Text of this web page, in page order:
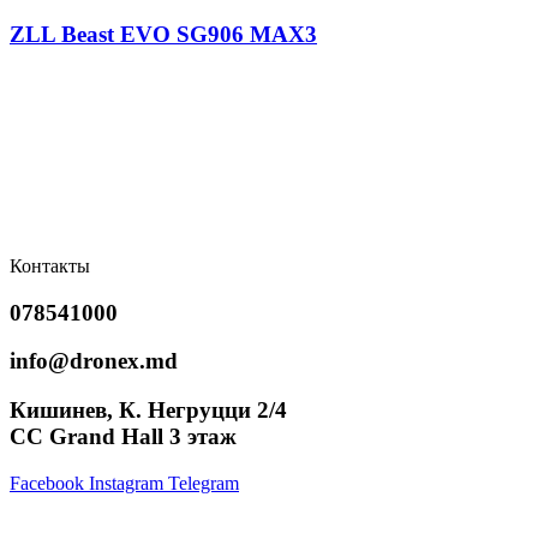
ZLL Beast EVO SG906 MAX3
Контакты
078541000
info@dronex.md
Кишинев, К. Негруцци 2/4
CC Grand Hall 3 этаж
Facebook Instagram Telegram